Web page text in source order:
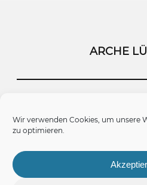
Wir verwenden Cookies, um unsere
zu optimieren.
ARCHE
Datenschutz